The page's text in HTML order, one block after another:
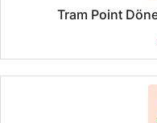
Tram Point